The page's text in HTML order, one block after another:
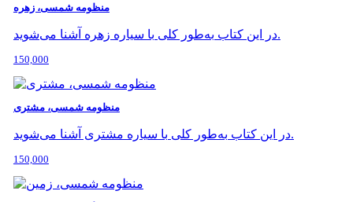
منظومه شمسی، زهره
در این کتاب به‌طور کلی با سیاره زهره آشنا می‌شوید.
150,000
منظومه شمسی، مشتری
در این کتاب به‌طور کلی با سیاره مشتری آشنا می‌شوید.
150,000